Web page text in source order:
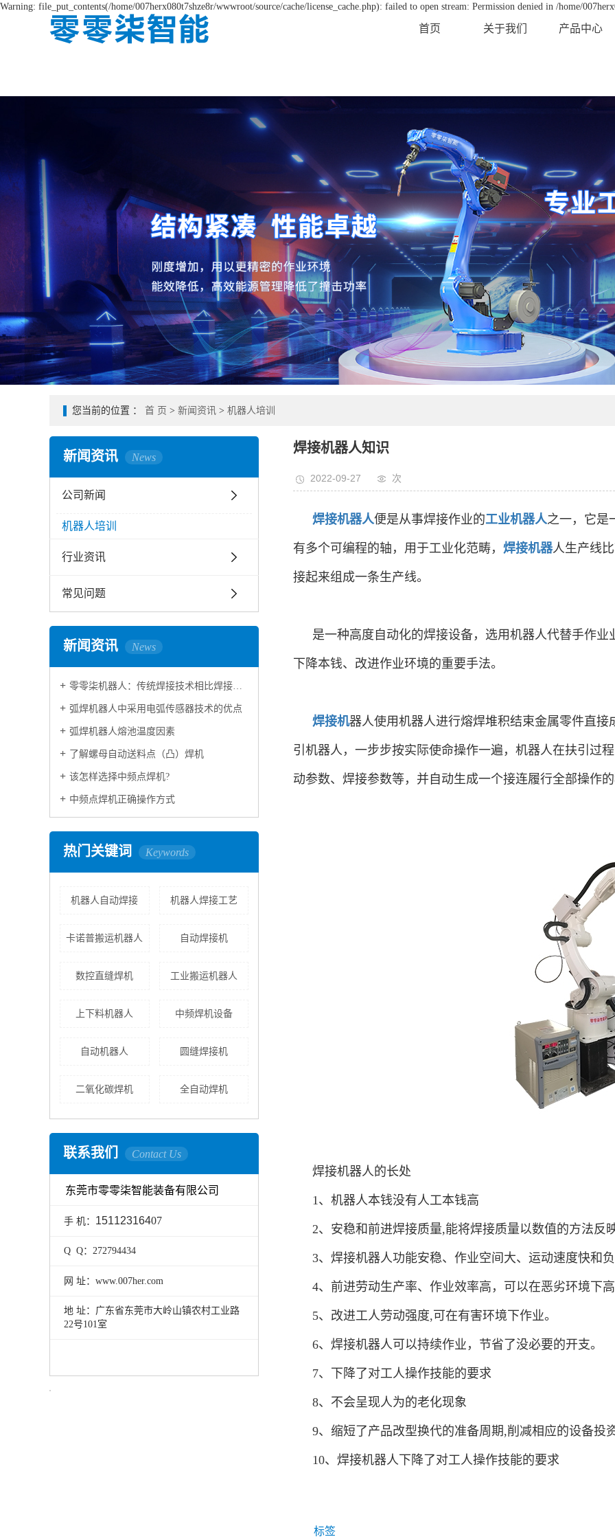
Warning: file_put_contents(/home/007herx080t7shze8r/wwwroot/source/cache/license_cache.php): failed to open stream: Permission denied in /home/
首页 关于我们 产品中心
您当前的位置 ： 首 页 > 新闻资讯 > 机器人培训
新闻资讯 News
公司新闻
机器人培训
行业资讯
常见问题
新闻资讯 News
零零柒机器人：传统焊接技术相比焊接机器人技术区别
弧焊机器人中采用电弧传感器技术的优点
弧焊机器人熔池温度因素
了解螺母自动送料点（凸）焊机
该怎样选择中频点焊机?
中频点焊机正确操作方式
热门关键词 Keywords
机器人自动焊接 机器人焊接工艺
卡诺普搬运机器人 自动焊接机
数控直缝焊机 工业搬运机器人
上下料机器人 中频焊机设备
自动机器人 圆缝焊接机
二氧化碳焊机 全自动焊机
联系我们 Contact Us
东莞市零零柒智能装备有限公司
手 机： 15112316407
Q Q：272794434
网 址：www.007her.com
地 址： 广东省东莞市大岭山镇农村工业路
22号101室
焊接机器人知识
2022-09-27 次
焊接机器人便是从事焊接作业的工业机器人之一，它是
有多个可编程的轴，用于工业化范畴， 焊接机器人生产线
接起来组成一条生产线。
是一种高度自动化的焊接设备，选用机器人代替手作
下降本钱、改进作业环境的重要手法。
焊接机器人使用机器人进行熔焊堆积结束金属零件直
引机器人，一步步按实际使命操作一遍，机器人在扶引过
动参数、焊接参数等，并自动生成一个接连履行全部操作
焊接机器人的长处
1、机器人本钱没有人工本钱高
2、安稳和前进焊接质量,能将焊接质量以数值的方法反
3、焊接机器人功能安稳、作业空间大、运动速度快和
4、前进劳动生产率、作业效率高，可以在恶劣环境下
5、改进工人劳动强度,可在有害环境下作业。
6、焊接机器人可以持续作业，节省了没必要的开支。
7、下降了对工人操作技能的要求
8、不会呈现人为的老化现象
9、缩短了产品改型换代的准备周期,削减相应的设备投
10、焊接机器人下降了对工人操作技能的要求
标签